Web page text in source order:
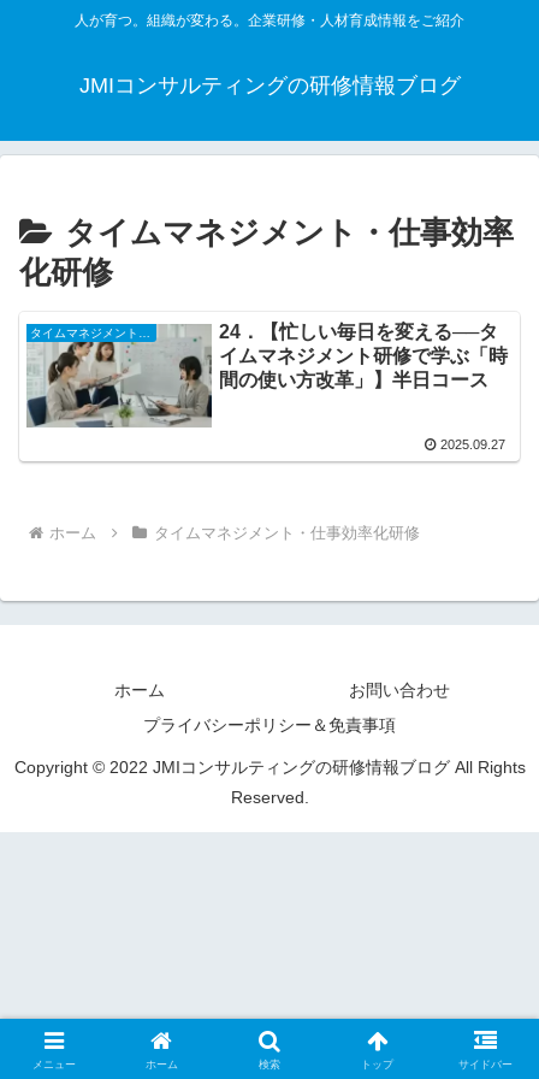
人が育つ。組織が変わる。企業研修・人材育成情報をご紹介
JMIコンサルティングの研修情報ブログ
タイムマネジメント・仕事効率
化研修
24．【忙しい毎日を変える──タ
イムマネジメント研修で学ぶ「時
間の使い方改革」】半日コース
2025.09.27
ホーム タイムマネジメント・仕事効率化研修
ホーム
お問い合わせ
プライバシーポリシー＆免責事項
Copyright © 2022 JMIコンサルティングの研修情報ブログ All Rights
Reserved.
メニュー ホーム 検索 トップ サイドバー